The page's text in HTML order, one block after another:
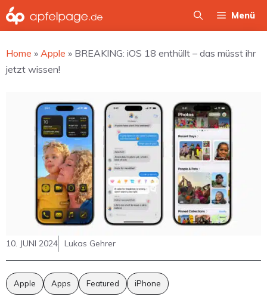
Zum
Inhalt
Menü
Home » Apple » BREAKING: iOS 18 enthüllt – das müsst ihr
jetzt wissen!
10. JUNI 2024 Lukas Gehrer
Apple Apps Featured iPhone